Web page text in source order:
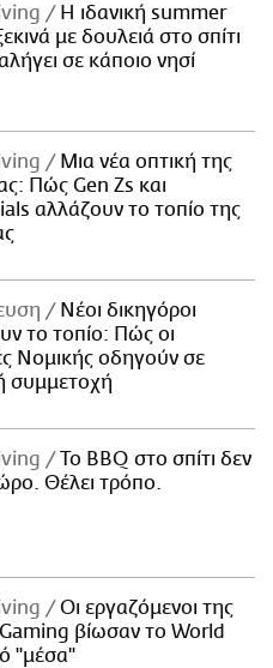
Η ιδανική summer
με δουλειά στο σπίτι
σε κάποιο νησί
Μια νέα οπτική της
Πώς Gen Zs και
αλλάζουν το τοπίο της
Νέοι δικηγόροι
το τοπίο: Πώς οι
Νομικής οδηγούν σε
συμμετοχή
Το BBQ στο σπίτι δεν
Θέλει τρόπο.
Οι εργαζόμενοι της
βίωσαν το World
"μέσα"